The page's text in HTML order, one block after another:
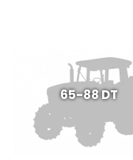
65-88 DT